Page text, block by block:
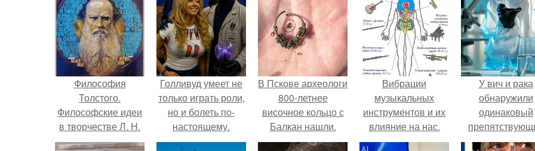
Философия
Толстого.
Философские идеи
в творчестве Л. Н.
Толстого.
Голливуд умеет не
только играть роли,
но и болеть по-
настоящему.
В Пскове археологи
800-летнее
височное кольцо с
Балкан нашли.
Вибрации
музыкальных
инструментов и их
влияние на нас.
У вич и рака
обнаружили
одинаковый
лечению